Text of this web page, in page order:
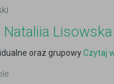
Nataliia Lisowska
oraz grupowyCzytaj